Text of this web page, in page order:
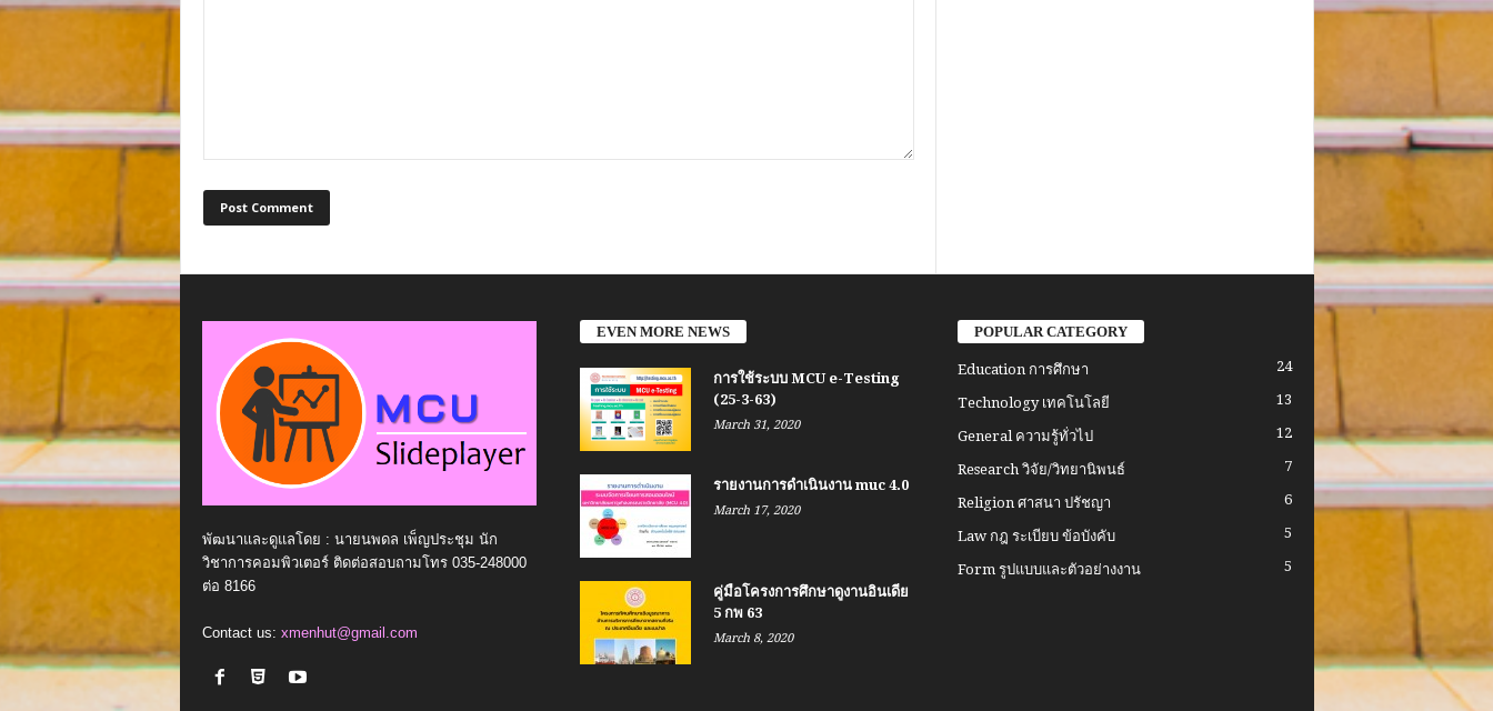
พัฒนาและดูแลโดย : นายนพดล เพ็ญประชุม นัก
วิชาการคอมพิวเตอร์ ติดต่อสอบถามโทร 035-248000
ต่อ 8166
Contact us: xmenhut@gmail.com
EVEN MORE NEWS
การใช้ระบบ MCU e-Testing
(25-3-63)
March 31, 2020
รายงานการดำเนินงาน muc 4.0
March 17, 2020
คู่มือโครงการศึกษาดูงานอินเดีย
5 กพ 63
March 8, 2020
POPULAR CATEGORY
Education การศึกษา 24
Technology เทคโนโลยี 13
General ความรู้ทั่วไป 12
Research วิจัย/วิทยานิพนธ์ 7
Religion ศาสนา ปรัชญา 6
Law กฎ ระเบียบ ข้อบังคับ 5
Form รูปแบบและตัวอย่างงาน 5